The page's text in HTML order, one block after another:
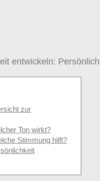
entwickeln:
zur
Ton wirkt?
Stimmung hilft?